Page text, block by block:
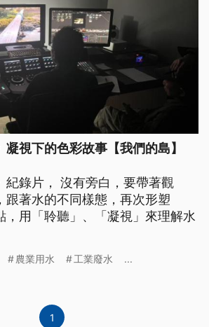
凝視下的色彩故事【我們的島】
紀錄片， 沒有旁白，要帶著觀
跟著水的不同樣態，再次形塑
，用「聆聽」、「凝視」來理解水
農業用水 工業廢水 ...
1